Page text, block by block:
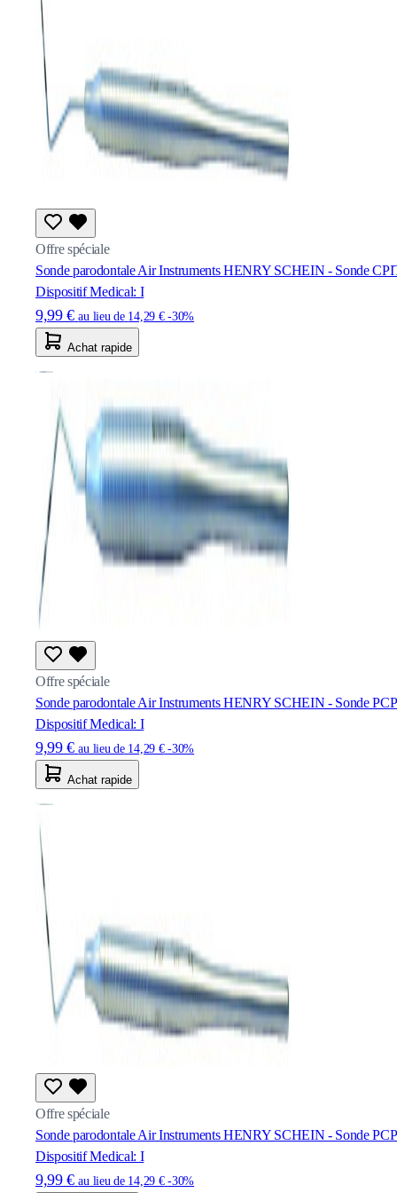
Offre spéciale
Sonde parodontale Air Instruments HENRY SCHEIN - Sonde
Dispositif Medical: I
9,99 € au lieu de 14,29 € -30%
Achat rapide
Offre spéciale
Sonde parodontale Air Instruments HENRY SCHEIN - Sonde
Dispositif Medical: I
9,99 € au lieu de 14,29 € -30%
Achat rapide
Offre spéciale
Sonde parodontale Air Instruments HENRY SCHEIN - Sonde
Dispositif Medical: I
9,99 € au lieu de 14,29 € -30%